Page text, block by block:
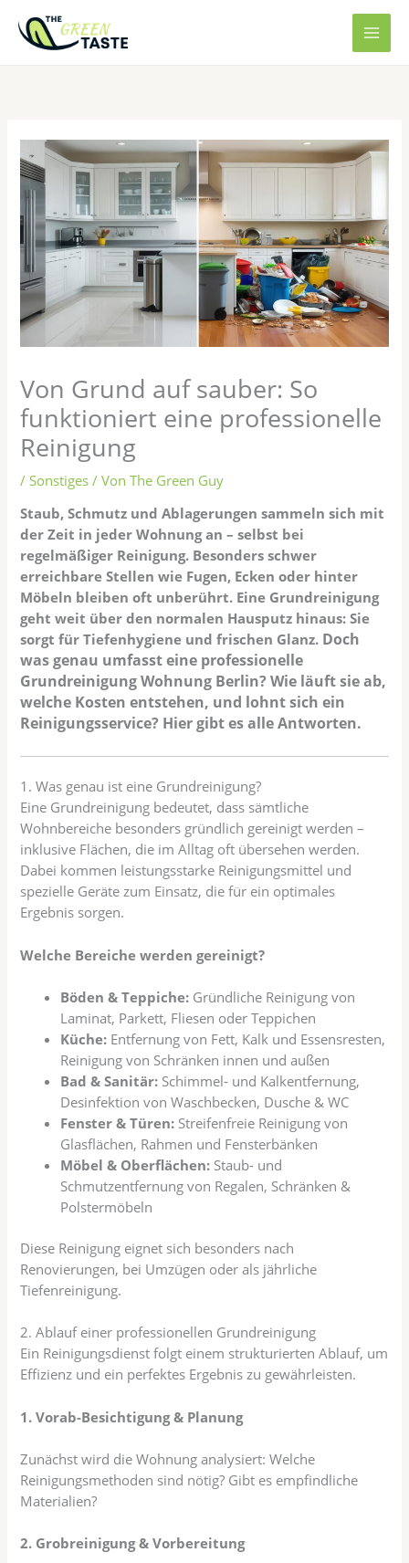
Inhalt
springen
Von Grund auf sauber: So
funktioniert eine professionelle
Reinigung
/Sonstiges / VonThe Green Guy
Staub, Schmutz und Ablagerungen sammeln sich mit
der Zeit in jeder Wohnung an – selbst bei
regelmäßiger Reinigung. Besonders schwer
erreichbare Stellen wie Fugen, Ecken oder hinter
Möbeln bleiben oft unberührt. Eine Grundreinigung
geht weit über den normalen Hausputz hinaus: Sie
sorgt für Tiefenhygiene und frischen Glanz. Doch
was genau umfasst eine professionelle
Grundreinigung Wohnung Berlin? Wie läuft sie ab,
welche Kosten entstehen, und lohnt sich ein
Reinigungsservice? Hier gibt es alle Antworten.
1. Was genau ist eine Grundreinigung?
Eine Grundreinigung bedeutet, dass sämtliche
Wohnbereiche besonders gründlich gereinigt werden –
inklusive Flächen, die im Alltag oft übersehen werden.
Dabei kommen leistungsstarke Reinigungsmittel und
spezielle Geräte zum Einsatz, die für ein optimales
Ergebnis sorgen.
Welche Bereiche werden gereinigt?
Böden & Teppiche: Gründliche Reinigung von
Laminat, Parkett, Fliesen oder Teppichen
Küche: Entfernung von Fett, Kalk und Essensresten,
Reinigung von Schränken innen und außen
Bad & Sanitär: Schimmel- und Kalkentfernung,
Desinfektion von Waschbecken, Dusche & WC
Fenster & Türen: Streifenfreie Reinigung von
Glasflächen, Rahmen und Fensterbänken
Möbel & Oberflächen: Staub- und
Schmutzentfernung von Regalen, Schränken &
Polstermöbeln
Diese Reinigung eignet sich besonders nach
Renovierungen, bei Umzügen oder als jährliche
Tiefenreinigung.
2. Ablauf einer professionellen Grundreinigung
Ein Reinigungsdienst folgt einem strukturierten Ablauf, um
Effizienz und ein perfektes Ergebnis zu gewährleisten.
1. Vorab-Besichtigung & Planung
Zunächst wird die Wohnung analysiert: Welche
Reinigungsmethoden sind nötig? Gibt es empfindliche
Materialien?
2. Grobreinigung & Vorbereitung